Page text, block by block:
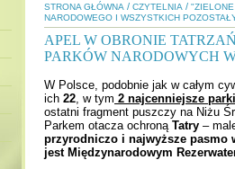
STRONA GŁÓWNA / CZYTELNIA /
NARODOWEGO I WSZYSTKICH
APEL W OBRONIE
PARKÓW NARODOWYCH
W Polsce, podobnie jak w całym
ich 22, w tym 2 najcenniejsze
ostatni fragment puszczy na Niżu
Parkem otacza ochroną Tatry –
przyrodniczo i najwyższe pasmo
jest Międzynarodowym